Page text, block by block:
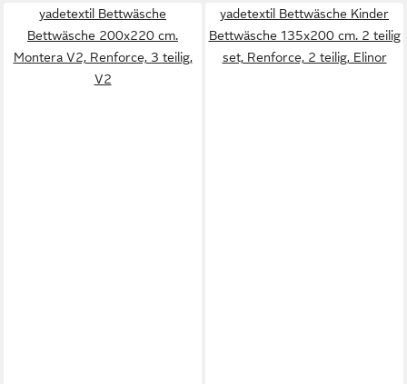
yadetextil Bettwäsche
Bettwäsche 200x220 cm.
Montera V2, Renforce, 3 teilig,
V2
yadetextil Bettwäsche Kinder
Bettwäsche 135x200 cm. 2 teilig
set, Renforce, 2 teilig, Elinor